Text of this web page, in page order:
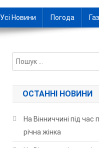
Усі Новини Погода
ОСТАННІ НОВИНИ
На Вінниччині під
річна жінка